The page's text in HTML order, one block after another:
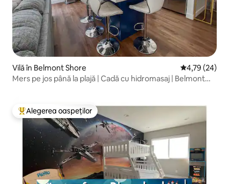
Vilă în Belmont Shore Scor mediu
4,79 (24)
Mers pe jos până la plajă | Cadă cu hidromasaj | Belmont
Locuință din topul categoriei Alegerea oaspeților
Alegerea oaspeților